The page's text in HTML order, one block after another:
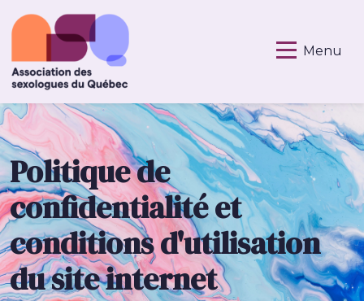
Menu
Politique de
confidentialité et
conditions d'utilisation
du site internet